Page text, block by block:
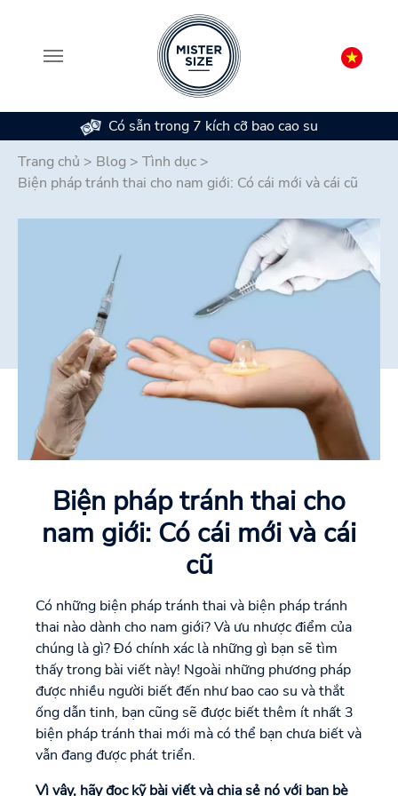
Có sẵn trong 7 kích cỡ bao cao su
Trang chủ > Blog > Tình dục >
Biện pháp tránh thai cho nam giới: Có cái mới và cái cũ
Biện pháp tránh thai cho
nam giới: Có cái mới và cái
cũ
Có những biện pháp tránh thai và biện pháp tránh
thai nào dành cho nam giới? Và ưu nhược điểm của
chúng là gì? Đó chính xác là những gì bạn sẽ tìm
thấy trong bài viết này! Ngoài những phương pháp
được nhiều người biết đến như bao cao su và thắt
ống dẫn tinh, bạn cũng sẽ được biết thêm ít nhất 3
biện pháp tránh thai mới mà có thể bạn chưa biết và
vẫn đang được phát triển.
Vì vậy, hãy đọc kỹ bài viết và chia sẻ nó với bạn bè